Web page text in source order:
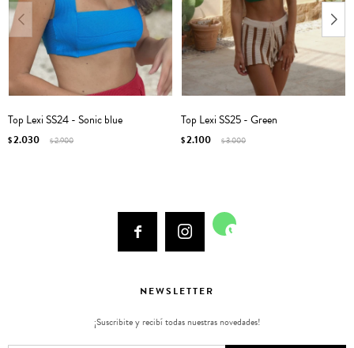
Top Lexi SS24 - Sonic blue
$2.030 $2.900
Top Lexi SS25 - Green
$2.100 $3.000
  
NEWSLETTER
¡Suscribite y recibí todas nuestras novedades!